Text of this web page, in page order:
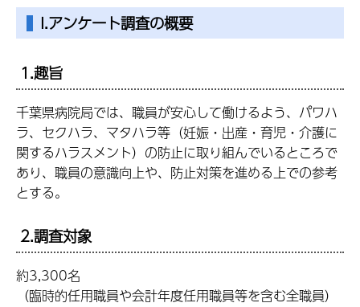
I.アンケート調査の概要
1.趣旨
千葉県病院局では、職員が安心して働けるよう、パワハ
ラ、セクハラ、マタハラ等（妊娠・出産・育児・介護に
関するハラスメント）の防止に取り組んでいるところで
あり、職員の意識向上や、防止対策を進める上での参考
とする。
2.調査対象
約3,300名
（臨時的任用職員や会計年度任用職員等を含む全職員）